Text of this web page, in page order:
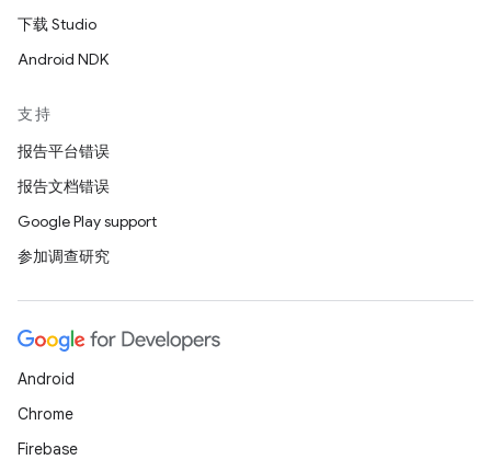
下载 Studio
Android NDK
支持
报告平台错误
报告文档错误
Google Play support
参加调查研究
Android
Chrome
Firebase